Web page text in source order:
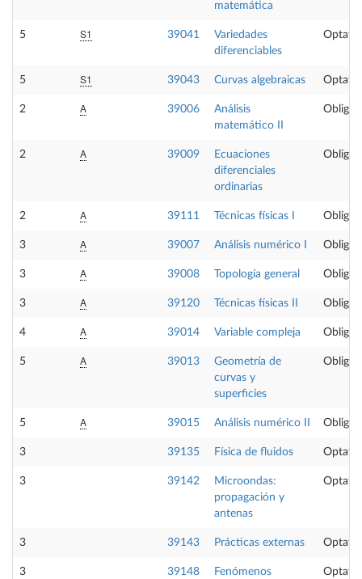
matemática
5 S1 39041
Variedades
diferenciables
5 S1 39043 Curvas algebraicas
2 A 39006
Análisis
matemático II
2 A 39009
Ecuaciones
diferenciales
ordinarias
2 A 39111 Técnicas físicas I
3 A 39007 Análisis numérico I
3 A 39008 Topología general
3 A 39120 Técnicas físicas II
4 A 39014 Variable compleja
5 A 39013
Geometría de
curvas y
superficies
5 A 39015 Análisis numérico II
3 39135 Física de fluidos
3 39142
Microondas:
propagación y
antenas
3 39143 Prácticas externas
3 39148
Fenómenos